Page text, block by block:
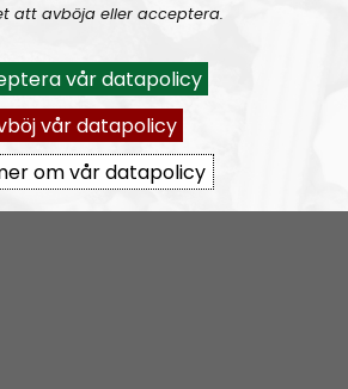
Småland medRSS
?format=mp3-
#130:Tillbakablicken.
att avböja eller acceptera.
vår datapolicy
vår datapolicy
om vår datapolicy